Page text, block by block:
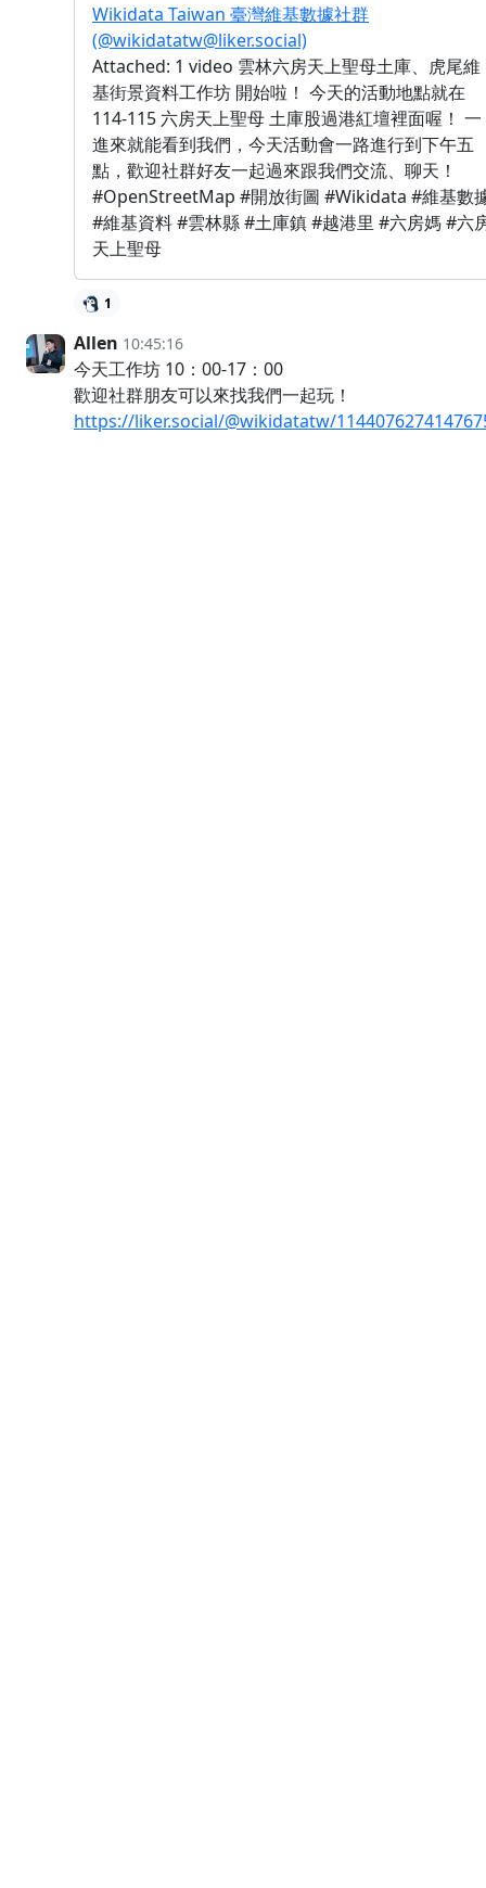
Wikidata Taiwan 臺灣維基數據社群
(@wikidatatw@liker.social)
Attached: 1 video 雲林六房天上聖母土庫、虎尾維
基街景資料工作坊 開始啦！ 今天的活動地點就在
114-115 六房天上聖母 土庫股過港紅壇裡面喔！ 一
進來就能看到我們，今天活動會一路進行到下午五
點，歡迎社群好友一起過來跟我們交流、聊天！
#OpenStreetMap #開放街圖 #Wikidata #維基數
#維基資料 #雲林縣 #土庫鎮 #越港里 #六房媽 #六
天上聖母
1
Allen 10:45:16
今天工作坊 10：00-17：00
歡迎社群朋友可以來找我們一起玩！
https://liker.social/@wikidatatw/